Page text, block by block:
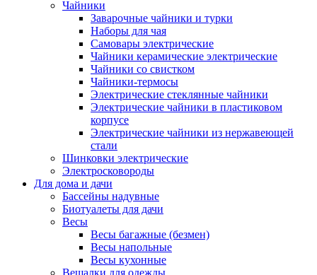
Чайники
Заварочные чайники и турки
Наборы для чая
Самовары электрические
Чайники керамические электрические
Чайники со свистком
Чайники-термосы
Электрические стеклянные чайники
Электрические чайники в пластиковом
корпусе
Электрические чайники из нержавеющей
стали
Шинковки электрические
Электросковороды
Для дома и дачи
Бассейны надувные
Биотуалеты для дачи
Весы
Весы багажные (безмен)
Весы напольные
Весы кухонные
Вешалки для одежды